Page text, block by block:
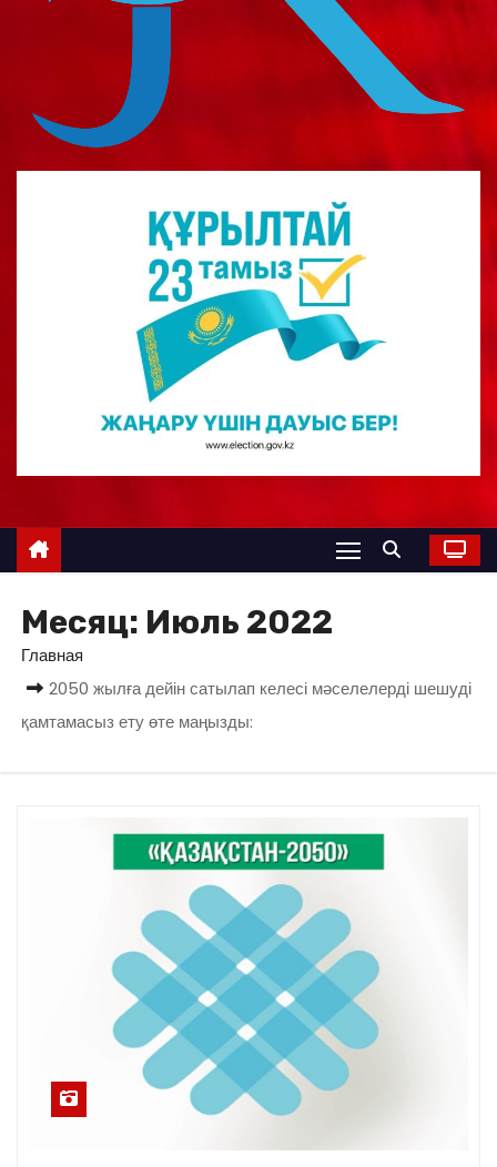
Месяц: Июль 2022
Главная
2050 жылға дейін сатылап келесі мәселелерді шешуді
қамтамасыз ету өте маңызды: